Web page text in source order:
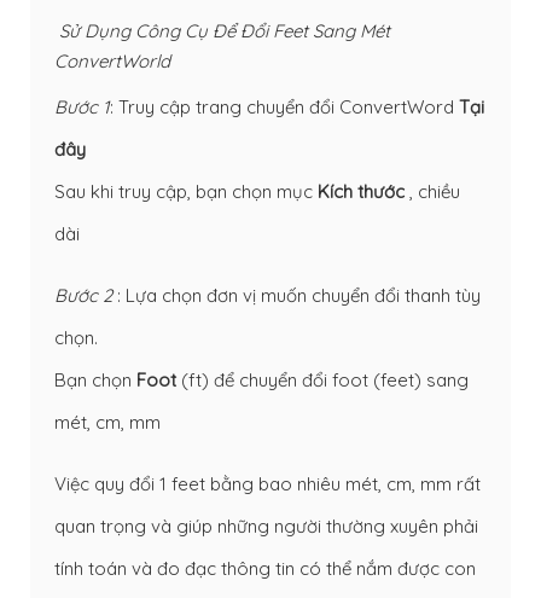
Sử Dụng Công Cụ Để Đổi Feet Sang Mét
ConvertWorld
Bước 1: Truy cập trang chuyển đổi ConvertWord Tại
đây
Sau khi truy cập, bạn chọn mục Kích thước , chiều
dài
Bước 2: Lựa chọn đơn vị muốn chuyển đổi thanh tùy
chọn.
Bạn chọn Foot (ft) để chuyển đổi foot (feet) sang
mét, cm, mm
Việc quy đổi 1 feet bằng bao nhiêu mét, cm, mm rất
quan trọng và giúp những người thường xuyên phải
tính toán và đo đạc thông tin có thể nắm được con